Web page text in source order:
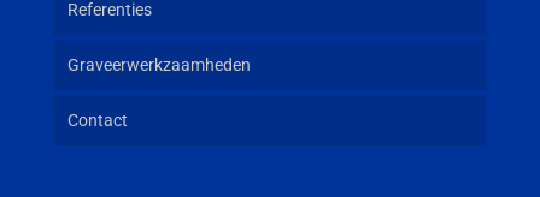
Referenties
Graveerwerkzaamheden
Contact